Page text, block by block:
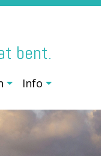
bent.
Info